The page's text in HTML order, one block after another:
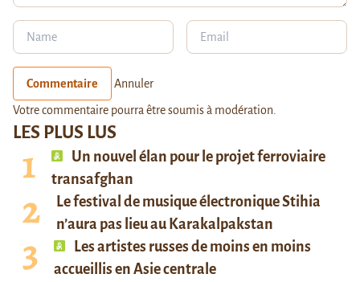
LES PLUS LUS
Un nouvel élan pour le projet ferroviaire
transafghan
Le festival de musique électronique Stihia
n’aura pas lieu au Karakalpakstan
Les artistes russes de moins en moins
accueillis en Asie centrale
Commentaire Annuler
Votre commentaire pourra être soumis à modération.